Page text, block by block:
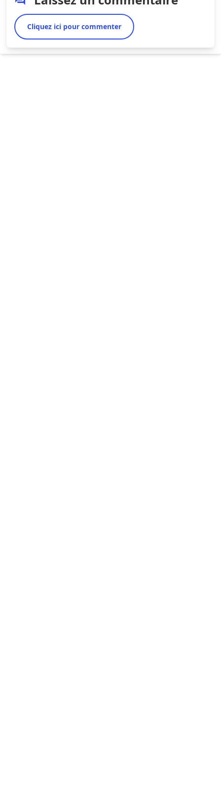
Cliquez ici pour commenter